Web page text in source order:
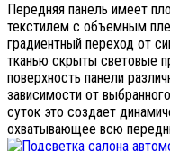
Передняя панель имеет
текстилем с объемным
градиентный переход от
тканью скрыты световые
поверхность панели
зависимости от
суток это создает
охватывающее всю